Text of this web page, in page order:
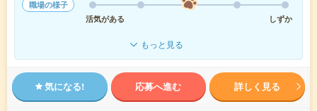
職場の様子
活気がある
しずか
もっと見る
気になる! 応募へ進む 詳しく見る